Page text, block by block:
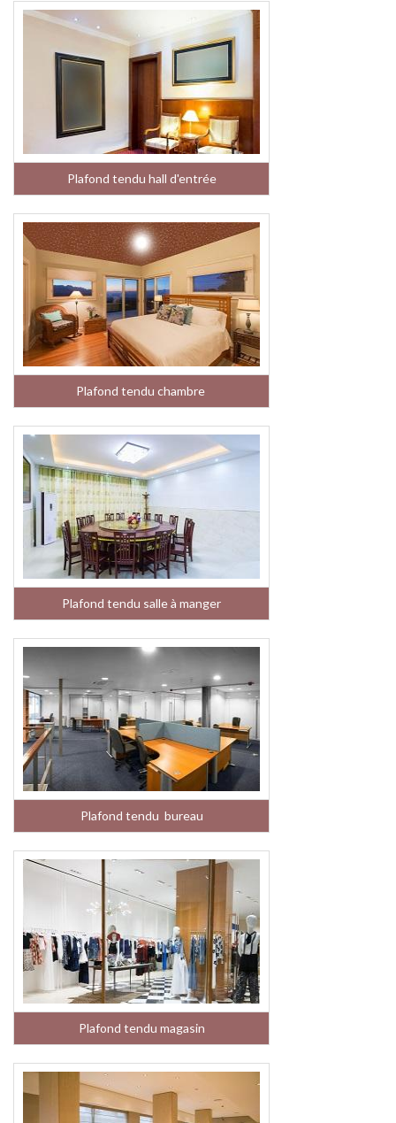
Plafond tendu hall d'entrée
Plafond tendu chambre
Plafond tendu salle à manger
Plafond tendu bureau
Plafond tendu magasin